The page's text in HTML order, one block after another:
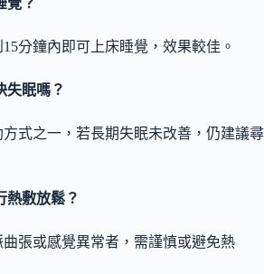
覺？
分鐘內即可上床睡覺，效果較佳。
失眠嗎？
式之一，若長期失眠未改善，仍建議尋
熱敷放鬆？
張或感覺異常者，需謹慎或避免熱